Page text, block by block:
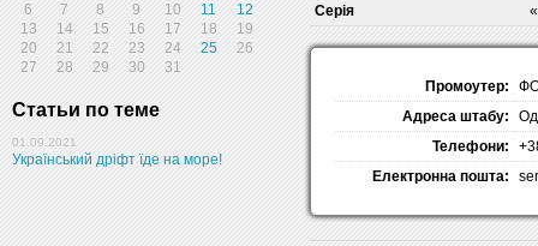
6
7 8 9 10 11
12
13
14 15 16 17 18
19
20
21 22 23 24 25
26
27
28 29 30 31
Статьи по теме
01.09.2021
Український дріфт їде на море!
Серія
Промоутер:
Адреса штабу:
Телефони:
Електронна пошта: